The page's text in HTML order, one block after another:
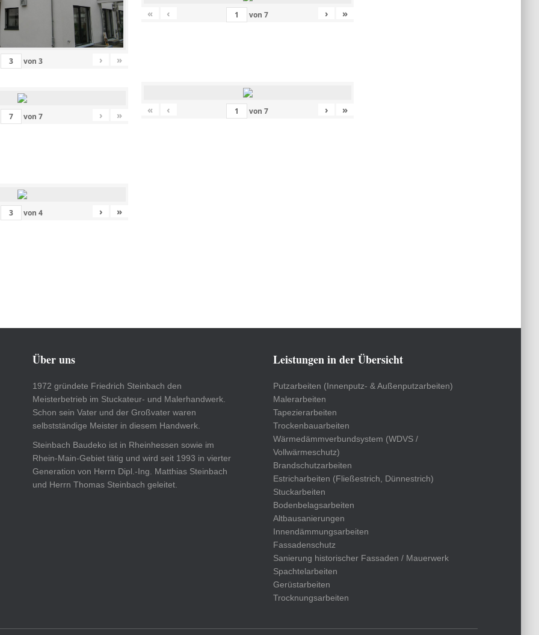
von3 › »
von7 › »
von4 › »
« ‹ von7 › »
« ‹ von7 › »
Über uns
1972 gründete Friedrich Steinbach den
Meisterbetrieb im Stuckateur- und Malerhandwerk.
Schon sein Vater und der Großvater waren
selbstständige Meister in diesem Handwerk.
Steinbach Baudeko ist in Rheinhessen sowie im
Rhein-Main-Gebiet tätig und wird seit 1993 in vierter
Generation von Herrn Dipl.-Ing. Matthias Steinbach
und Herrn Thomas Steinbach geleitet.
Leistungen in der Übersicht
Putzarbeiten (Innenputz- & Außenputzarbeiten)
Malerarbeiten
Tapezierarbeiten
Trockenbauarbeiten
Wärmedämmverbundsystem (WDVS /
Vollwärmeschutz)
Brandschutzarbeiten
Estricharbeiten (Fließestrich, Dünnestrich)
Stuckarbeiten
Bodenbelagsarbeiten
Altbausanierungen
Innendämmungsarbeiten
Fassadenschutz
Sanierung historischer Fassaden / Mauerwerk
Spachtelarbeiten
Gerüstarbeiten
Trocknungsarbeiten